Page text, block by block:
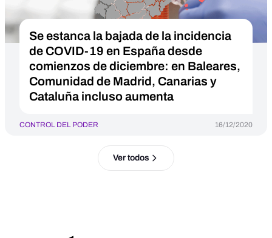
Se estanca la bajada de la incidencia
de COVID-19 en España desde
comienzos de diciembre: en Baleares,
Comunidad de Madrid, Canarias y
Cataluña incluso aumenta
CONTROL DEL PODER 16/12/2020
Ver todos